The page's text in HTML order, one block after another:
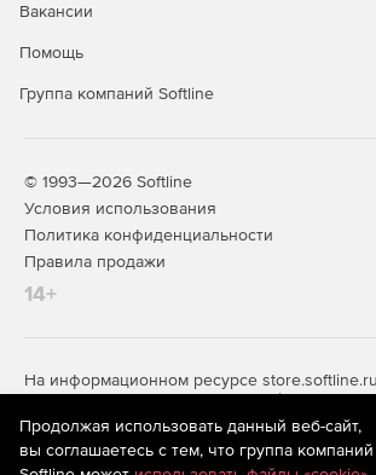
Вакансии
Помощь
Группа компаний Softline
© 1993—2026 Softline
Условия использования
Политика конфиденциальности
Правила продажи
14+
На информационном ресурсе
рекомендательные технологии
предоставления информации на основе
систематизации и анализа сведений,
предпочтениям пользователей сети
Продолжая использовать данный веб-сайт,
вы соглашаетесь с тем, что группа компаний